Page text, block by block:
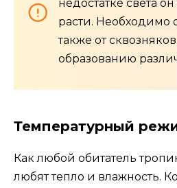
недостатке света
расти. Необходимо
также от
образованию
Температурный
Как любой обитатель
любят тепло и влажность.